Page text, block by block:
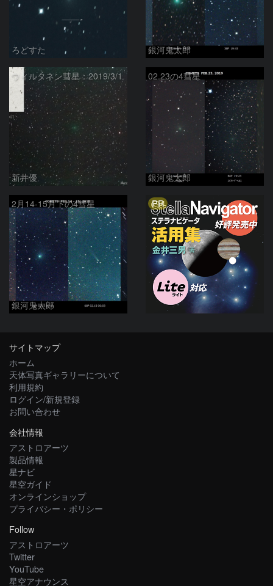
ろどすた 銀河鬼太郎
ウィルタネン彗星：2019/3/1
新井優
02.23の4彗星
銀河鬼太郎
2月14-15月下の4彗星
銀河鬼太郎
PR
サイトマップ
ホーム
天体写真ギャラリーについて
利用規約
ログイン/新規登録
お問い合わせ
会社情報
アストロアーツ
製品情報
星ナビ
星空ガイド
オンラインショップ
プライバシー・ポリシー
Follow
アストロアーツ
Twitter
YouTube
星空アナウンス